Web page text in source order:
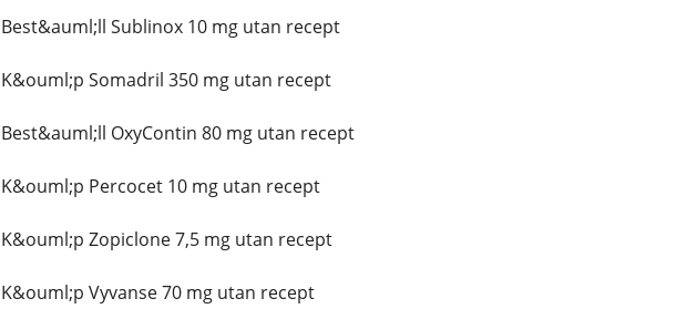
Best&auml;ll Sublinox 10 mg utan recept
K&ouml;p Somadril 350 mg utan recept
Best&auml;ll OxyContin 80 mg utan recept
K&ouml;p Percocet 10 mg utan recept
K&ouml;p Zopiclone 7,5 mg utan recept
K&ouml;p Vyvanse 70 mg utan recept